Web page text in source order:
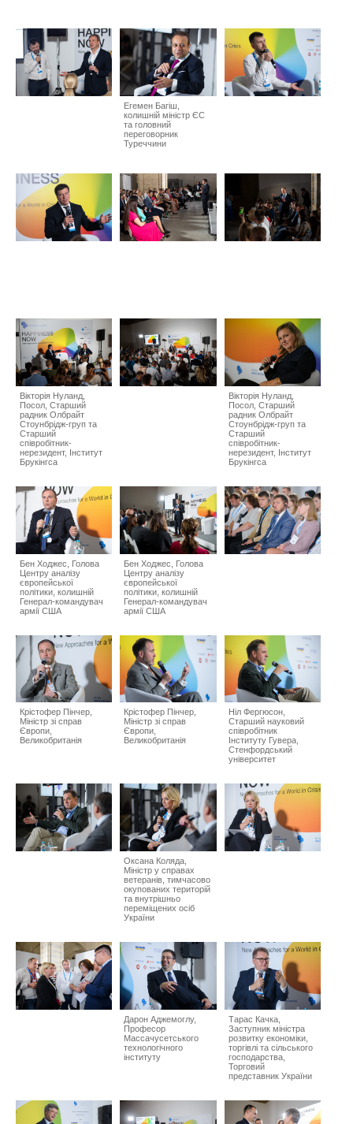
Егемен Багіш,
колишній міністр ЄС
та головний
переговорник
Туреччини
Вікторія Нуланд,
Посол, Старший
радник Олбрайт
Стоунбрідж-груп та
Старший
співробітник-
нерезидент, Інститут
Брукінгса
Вікторія Нуланд,
Посол, Старший
радник Олбрайт
Стоунбрідж-груп та
Старший
співробітник-
нерезидент, Інститут
Брукінгса
Бен Ходжес, Голова
Центру аналізу
європейської
політики, колишній
Генерал-командувач
армії США
Бен Ходжес, Голова
Центру аналізу
європейської
політики, колишній
Генерал-командувач
армії США
Крістофер Пінчер,
Міністр зі справ
Європи,
Великобританія
Крістофер Пінчер,
Міністр зі справ
Європи,
Великобританія
Ніл Фергюсон,
Старший науковий
співробітник
Інституту Гувера,
Стенфордський
університет
Оксана Коляда,
Міністр у справах
ветеранів, тимчасово
окупованих територій
та внутрішньо
переміщених осіб
України
Дарон Аджемоглу,
Професор
Массачусетського
технологічного
інституту
Тарас Качка,
Заступник міністра
розвитку економіки,
торгівлі та сільського
господарства,
Торговий
представник України